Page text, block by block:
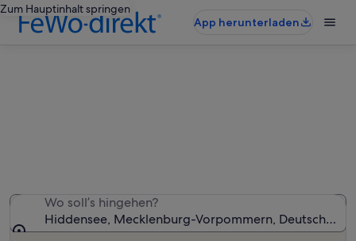
Zum Hauptinhalt springen
App herunterladen
Wo soll’s hingehen?
Hiddensee, Mecklenburg-Vorpommern, Deutschland